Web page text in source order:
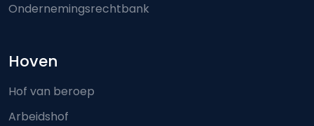
Ondernemingsrechtbank
Hoven
Hof van beroep
Arbeidshof